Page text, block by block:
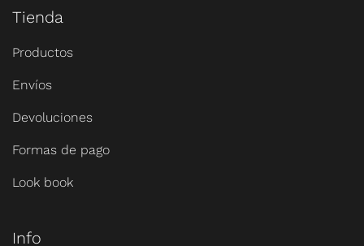
Tienda
Productos
Envíos
Devoluciones
Formas de pago
Look book
Info